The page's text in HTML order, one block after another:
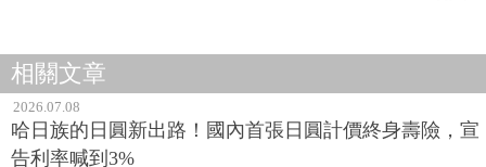
相關文章
2026.07.08
哈日族的日圓新出路！國內首張日圓計價終身壽險，宣
告利率喊到3%